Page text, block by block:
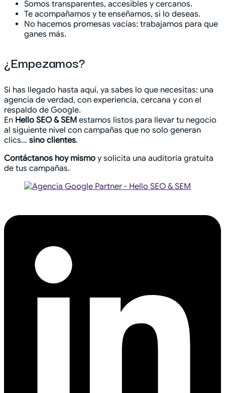
Somos transparentes, accesibles y cercanos.
Te acompañamos y te enseñamos, si lo deseas.
No hacemos promesas vacías: trabajamos para que
ganes más.
¿Empezamos?
Si has llegado hasta aquí, ya sabes lo que necesitas: una
agencia de verdad, con experiencia, cercana y con el
respaldo de Google.
En Hello SEO & SEM estamos listos para llevar tu negocio
al siguiente nivel con campañas que no solo generan
clics… sino clientes.
Contáctanos hoy mismo y solicita una auditoría gratuita
de tus campañas.